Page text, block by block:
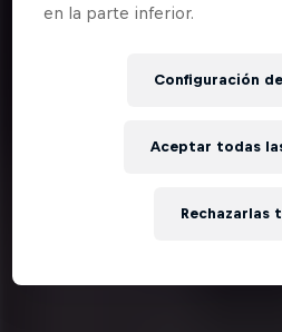
en la parte inferior.
Configuración
Rechazarlas
Aceptar todas